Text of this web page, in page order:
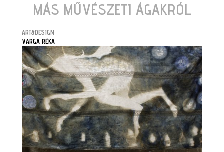
MÁS MŰVÉSZETI ÁGAKRÓL
ART&DESIGN
VARGA RÉKA